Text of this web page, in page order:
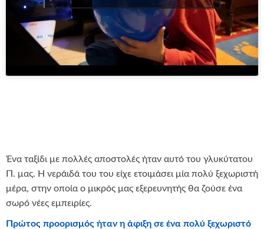
Ένα ταξίδι με πολλές αποστολές ήταν αυτό του γλυκύτατου
Π. μας. Η νεράιδά του του είχε ετοιμάσει μία πολύ ξεχωριστή
μέρα, στην οποία ο μικρός μας εξερευνητής θα ζούσε ένα
σωρό νέες εμπειρίες.
Πρώτος προορισμός ήταν η άφιξη σε ένα πολύ ξεχωριστό